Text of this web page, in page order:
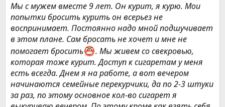
Мы с мужем вместе 9 лет. Он курит, я курю. Мои
попытки бросить курить он всерьез не
воспринимает. Постоянно надо мной подшучивает
в этом плане. Сам бросать не хочет и мне не
помогает бросить
. Мы живем со свекровью,
которая тоже курит. Доступ к сигаретам у меня
есть всегда. Днем я на работе, а вот вечером
начинаются семейные перекурчики, да по 2-3 штуки
за раз, по этому основное кол-во сигарет я